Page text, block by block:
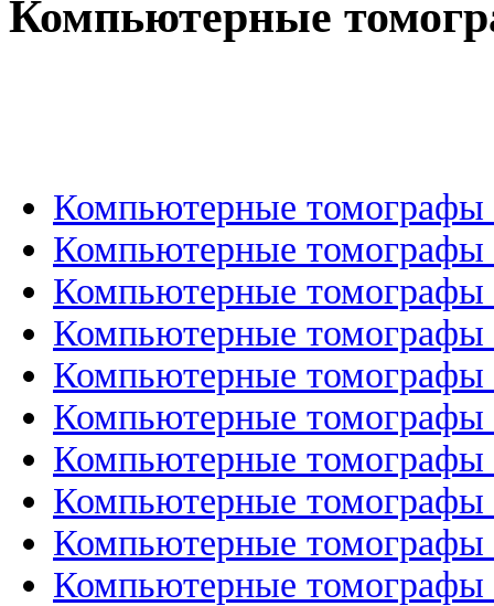
Компьютерные
Компьютерные
Компьютерные томографы
Компьютерные
Компьютерные
Компьютерные томографы
Компьютерные томографы
Компьютерные томографы
Компьютерные томографы
Компьютерные томографы
Компьютерные